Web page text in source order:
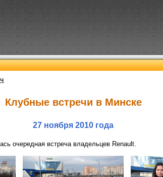
Клубные встречи в Минске
27 ноября 2010 года
очередная встреча владельцев Renault.